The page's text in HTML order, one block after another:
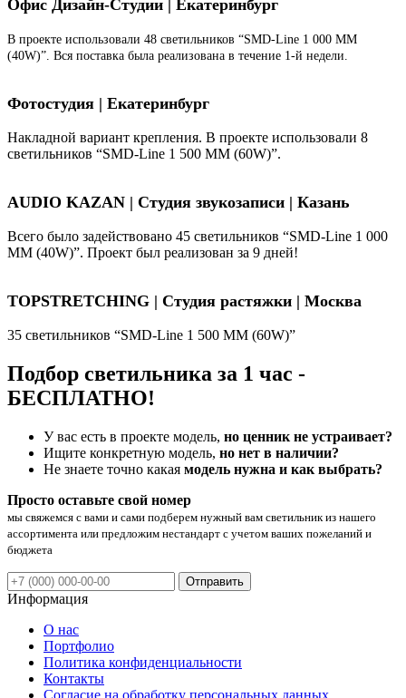
Офис Дизайн-Студии | Екатеринбург
В проекте использовали 48 светильников “SMD-Line 1 000 ММ
(40W)”. Вся поставка была реализована в течение 1-й недели.
Фотостудия | Екатеринбург
Накладной вариант крепления. В проекте использовали 8
светильников “SMD-Line 1 500 ММ (60W)”.
AUDIO KAZAN | Студия звукозаписи | Казань
Всего было задействовано 45 светильников “SMD-Line 1 000
ММ (40W)”. Проект был реализован за 9 дней!
TOPSTRETCHING | Студия растяжки | Москва
35 светильников “SMD-Line 1 500 ММ (60W)”
Подбор светильника за 1 час -
БЕСПЛАТНО!
У вас есть в проекте модель, но ценник не устраивает?
Ищите конкретную модель, но нет в наличии?
Не знаете точно какая модель нужна и как выбрать?
Просто оставьте свой номер
мы свяжемся с вами и сами подберем нужный вам светильник из нашего
ассортимента или предложим нестандарт с учетом ваших пожеланий и
бюджета
Отправить
Информация
О нас
Портфолио
Политика конфиденциальности
Контакты
Согласие на обработку персональных данных